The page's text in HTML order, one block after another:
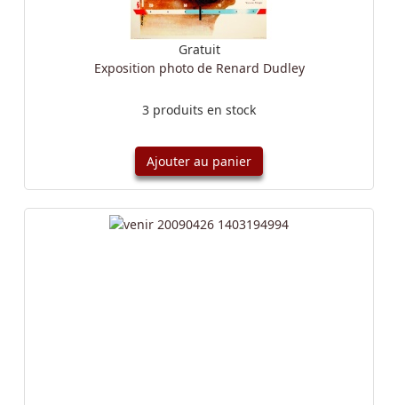
Gratuit
Exposition photo de Renard Dudley
3 produits en stock
Ajouter au panier